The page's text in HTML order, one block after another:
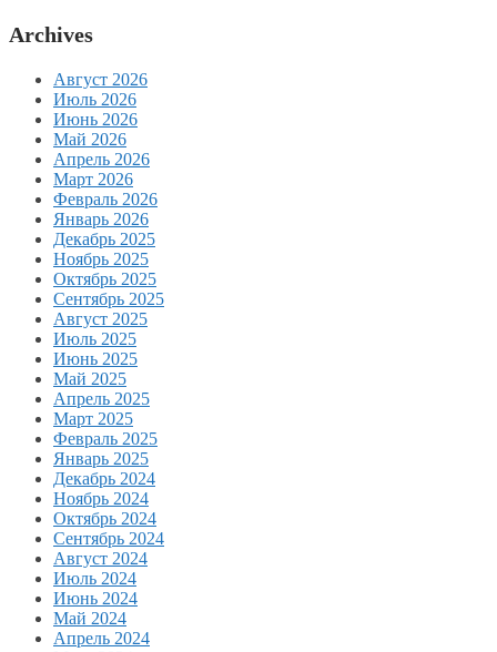
Archives
Август 2026
Июль 2026
Июнь 2026
Май 2026
Апрель 2026
Март 2026
Февраль 2026
Январь 2026
Декабрь 2025
Ноябрь 2025
Октябрь 2025
Сентябрь 2025
Август 2025
Июль 2025
Июнь 2025
Май 2025
Апрель 2025
Март 2025
Февраль 2025
Январь 2025
Декабрь 2024
Ноябрь 2024
Октябрь 2024
Сентябрь 2024
Август 2024
Июль 2024
Июнь 2024
Май 2024
Апрель 2024